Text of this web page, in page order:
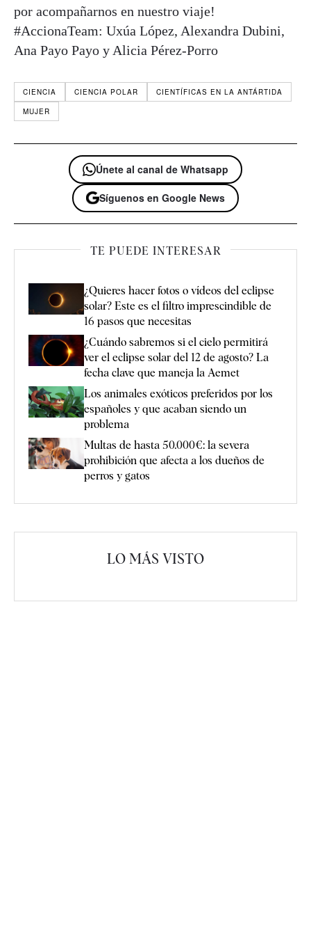
por acompañarnos en nuestro viaje!
#AccionaTeam: Uxúa López, Alexandra Dubini,
Ana Payo Payo y Alicia Pérez-Porro
CIENCIA CIENCIA POLAR
CIENTÍFICAS EN LA ANTÁRTIDA
MUJER
Únete al canal de Whatsapp
Síguenos en Google News
TE PUEDE INTERESAR
¿Quieres hacer fotos o vídeos del eclipse
solar? Este es el filtro imprescindible de
16 pasos que necesitas
¿Cuándo sabremos si el cielo permitirá
ver el eclipse solar del 12 de agosto? La
fecha clave que maneja la Aemet
Los animales exóticos preferidos por los
españoles y que acaban siendo un
problema
Multas de hasta 50.000€: la severa
prohibición que afecta a los dueños de
perros y gatos
LO MÁS VISTO